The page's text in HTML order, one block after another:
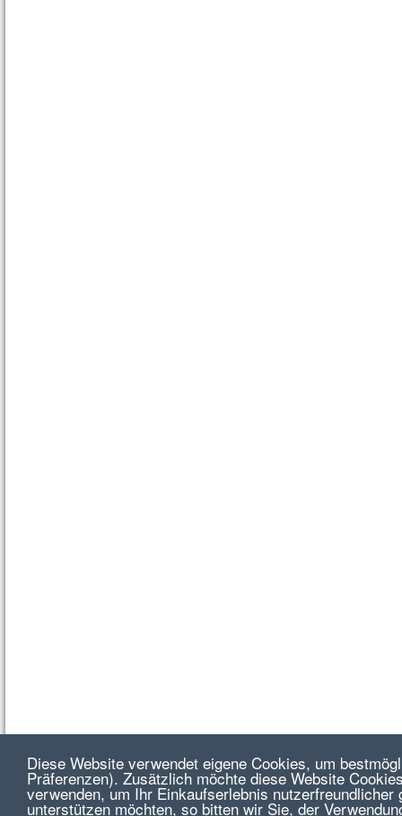
Diese Website verwendet eigene Cookies, um
Präferenzen). Zusätzlich möchte diese Website
verwenden, um Ihr Einkaufserlebnis
unterstützen möchten, so bitten wir Sie, der